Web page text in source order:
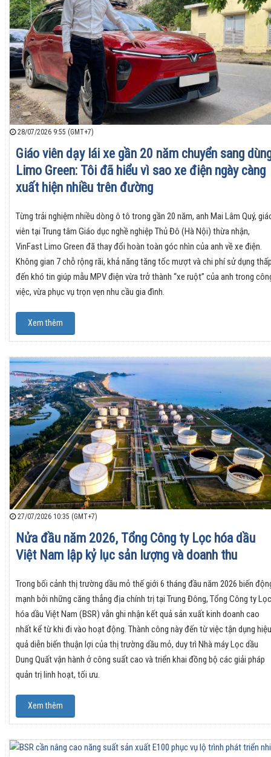
28/07/2026 9:55 (GMT+7)
Giáo viên dạy lái xe gần 20 năm chuyển sang
Limo Green: Tôi đã hiểu vì sao xe điện ngày càng
xuất hiện nhiều trên đường
Từng trải nghiệm nhiều dòng ô tô trong gần 20 năm, anh Mai Lâm Quý,
viên tại Trung tâm Giáo dục nghề nghiệp Thủ Đô (Hà Nội) thừa nhận,
VinFast Limo Green đã thay đổi hoàn toàn góc nhìn của anh về xe điện.
Không gian 7 chỗ rộng rãi, khả năng tăng tốc mượt và chi phí sử dụng
đến khó tin giúp mẫu MPV điện vừa trở thành “xe ruột” của anh trong
việc, vừa phục vụ trọn vẹn nhu cầu gia đình.
Xem thêm
27/07/2026 10:35 (GMT+7)
Nửa đầu năm 2026, Tổng Công ty Lọc hóa dầu
Việt Nam lập kỷ lục sản lượng và doanh thu
Trong bối cảnh thị trường dầu mỏ thế giới 6 tháng đầu năm 2026 biến
mạnh bởi những căng thẳng địa chính trị tại Trung Đông, Tổng Công ty Lọc
hóa dầu Việt Nam (BSR) vẫn ghi nhận kết quả sản xuất kinh doanh cao
nhất kể từ khi đi vào hoạt động. Thành công này đến từ việc tận dụng hiệu
quả diễn biến thuận lợi của thị trường dầu mỏ, duy trì Nhà máy Lọc dầu
Dung Quất vận hành ở công suất cao và triển khai đồng bộ các giải pháp
quản trị linh hoạt, tối ưu.
Xem thêm